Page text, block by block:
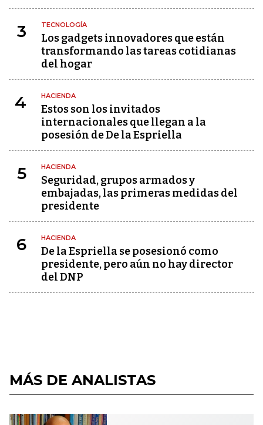
3 TECNOLOGÍA
Los gadgets innovadores que están
transformando las tareas cotidianas
del hogar
4 HACIENDA
Estos son los invitados
internacionales que llegan a la
posesión de De la Espriella
5 HACIENDA
Seguridad, grupos armados y
embajadas, las primeras medidas del
presidente
6 HACIENDA
De la Espriella se posesionó como
presidente, pero aún no hay director
del DNP
MÁS DE ANALISTAS